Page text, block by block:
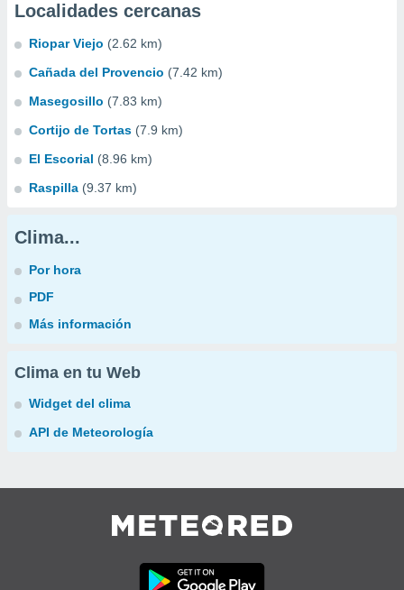
Localidades cercanas
Riopar Viejo (2.62 km)
Cañada del Provencio (7.42 km)
Masegosillo (7.83 km)
Cortijo de Tortas (7.9 km)
El Escorial (8.96 km)
Raspilla (9.37 km)
Clima...
Por hora
PDF
Más información
Clima en tu Web
Widget del clima
API de Meteorología